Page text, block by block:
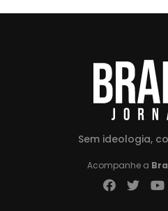
Sem ideologia,
Acompanhe a